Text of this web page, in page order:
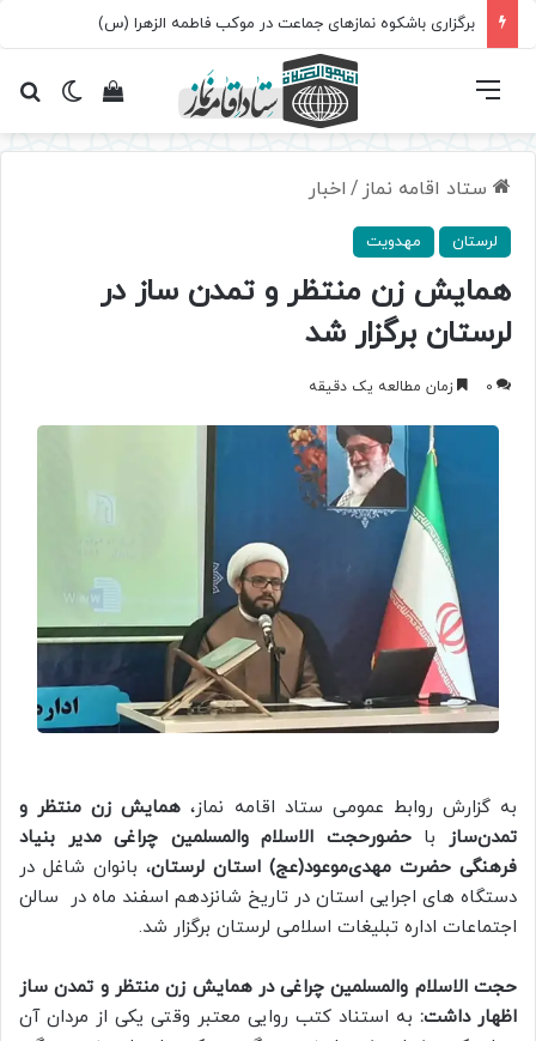
برگزاری باشکوه نمازهای جماعت در موکب فاطمه الزهرا (س)
تغییرمشاهده فهرست
ستاد اقامه نماز / اخبار
لرستان مهدویت
همایش زن منتظر و تمدن ساز در
لرستان برگزار شد
0 زمان مطالعه یک دقیقه
به گزارش روابط عمومی ستاد اقامه نماز، همایش زن منتظر و
تمدن‌ساز
باحضورحجت الاسلام والمسلمین چراغی مدیر بنیاد
فرهنگی حضرت مهدی‌موعود(عج) استان لرستان، بانوان شاغل در
دستگاه های اجرایی استان در تاریخ شانزدهم اسفند ماه در سالن
اجتماعات اداره تبلیغات اسلامی لرستان برگزار شد.
حجت الاسلام والمسلمین چراغی در همایش زن منتظر و تمدن ساز
اظهار داشت: به استناد کتب روایی معتبر وقتی یکی از مردان آن